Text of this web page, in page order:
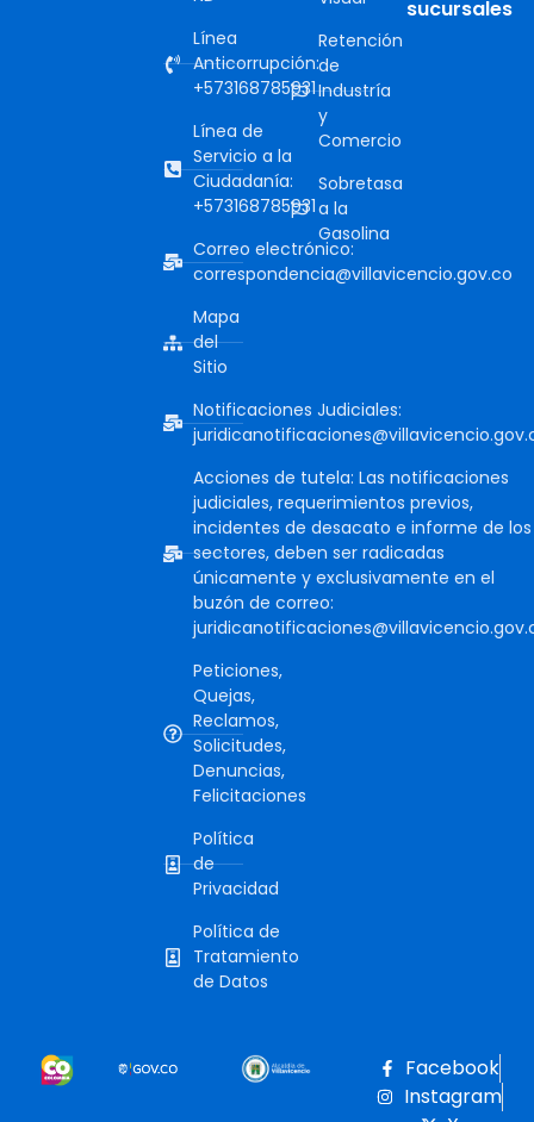
Línea
Anticorrupción:
+573168785931
Línea de
Servicio a la
Ciudadanía:
+573168785931
Correo electrónico:
correspondencia@villavicencio.gov.co
Mapa
del
Sitio
Notificaciones Judiciales:
Acciones de tutela: Las notificaciones
judiciales, requerimientos previos,
incidentes de desacato e informe de los
sectores, deben ser radicadas
únicamente y exclusivamente en el
buzón de correo:
Peticiones,
Quejas,
Reclamos,
Solicitudes,
Denuncias,
Felicitaciones
Política
de
Privacidad
Política de
Tratamiento
de Datos
Retención
de
Industría
y
Comercio
Sobretasa
a la
Gasolina
sucursales
Facebook
Instagram